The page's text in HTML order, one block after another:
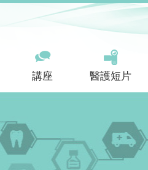
講座 醫護短片